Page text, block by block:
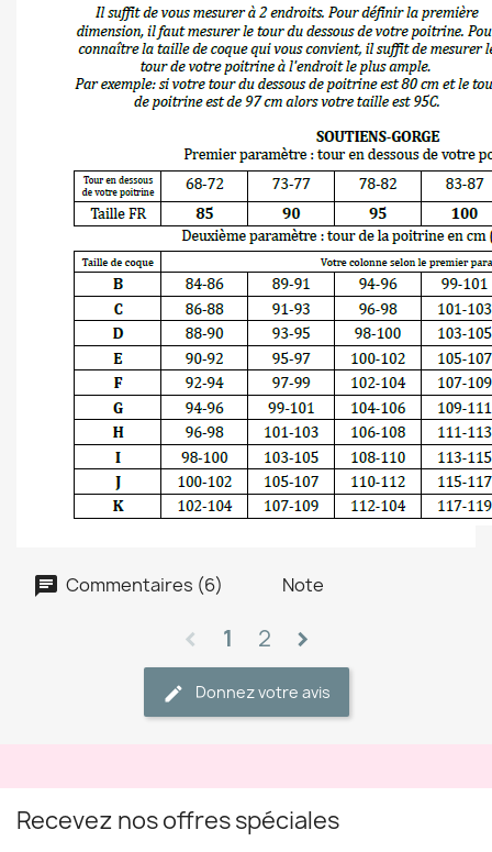
Commentaires (6) Note
chevron_left 1 2 chevron_right
Donnez votre avis
Recevez nos offres spéciales